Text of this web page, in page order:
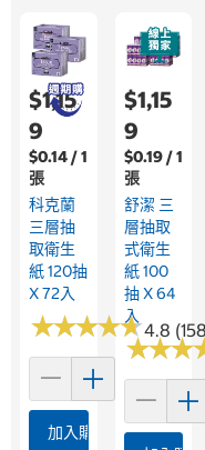
$1,15
9
$0.14 / 1
張
科克蘭
三層抽
取衛生
紙 120抽
X 72入
★★★★★
★★★★★4.8
加入購物車
$1,15
9
$0.19 / 1
張
舒潔 三
層抽取
式衛生
紙 100
抽 X 64
入
★★★
★★★